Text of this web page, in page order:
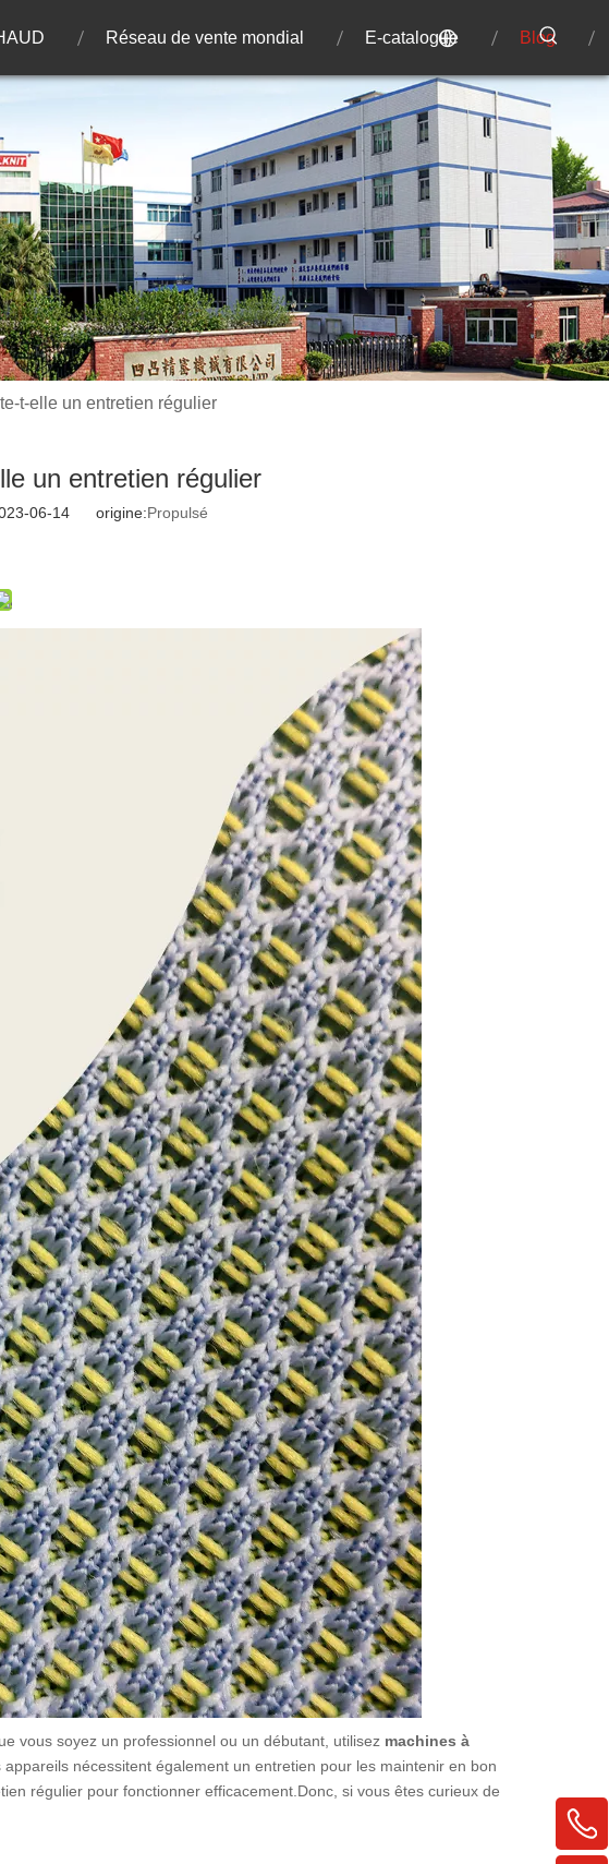
Réseau de vente mondial E-catalogue Blog
t-elle un entretien régulier
un entretien régulier
06-14 origine:Propulsé
vous soyez un professionnel ou un débutant, utilisez machines à
nécessitent également un entretien pour les maintenir en bon
régulier pour fonctionner efficacement.Donc, si vous êtes curieux de